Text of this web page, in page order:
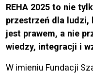
REHA 2025 to nie
przestrzeń dla ludzi,
jest prawem, a nie
wiedzy, integracji i
W imieniu Fundacji